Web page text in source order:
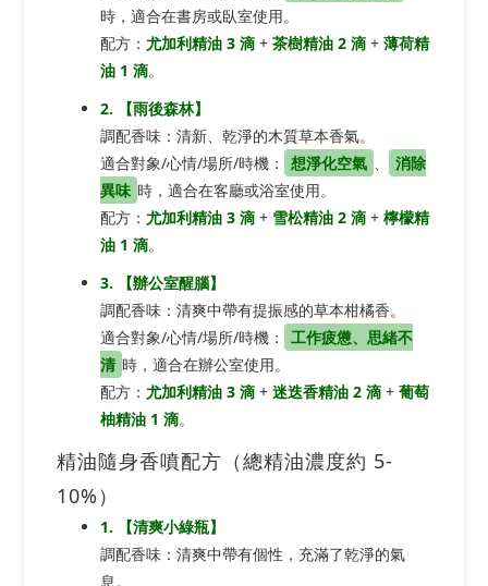
時，適合在書房或臥室使用。
配方： 尤加利精油 3 滴 + 茶樹精油 2 滴 + 薄荷精
油 1 滴。
2. 【雨後森林】
調配香味：清新、乾淨的木質草本香氣。
適合對象/心情/場所/時機：
想淨化空氣
消除
異味 時，適合在客廳或浴室使用。
配方： 尤加利精油 3 滴 + 雪松精油 2 滴 + 檸檬精
油 1 滴。
3. 【辦公室醒腦】
調配香味：清爽中帶有提振感的草本柑橘香。
適合對象/心情/場所/時機：
工作疲憊、思緒不
清 時，適合在辦公室使用。
配方： 尤加利精油 3 滴 + 迷迭香精油 2 滴 + 葡萄
柚精油 1 滴。
精油隨身香噴配方（總精油濃度約 5-
10%）
1. 【清爽小綠瓶】
調配香味：清爽中帶有個性，充滿了乾淨的氣
息。